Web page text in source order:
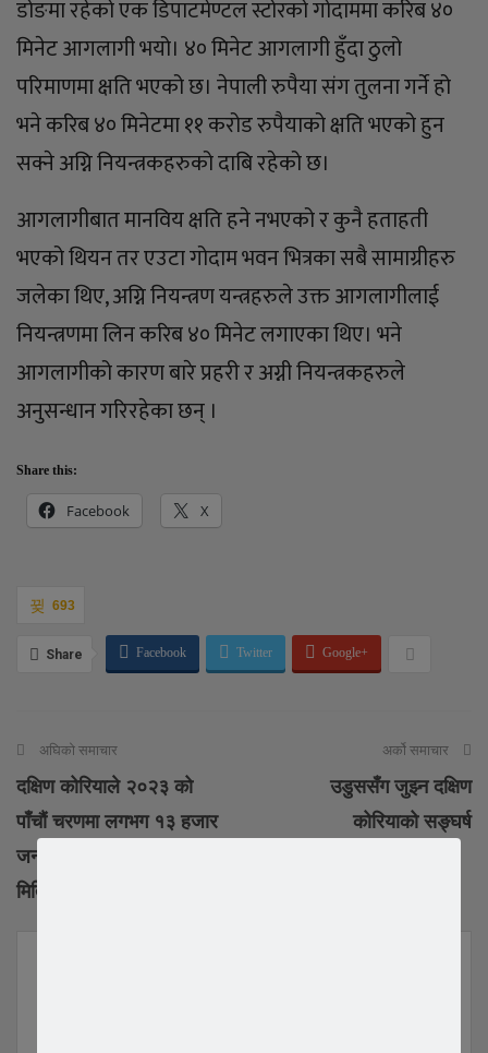
डोङमा रहेको एक डिपाटमेण्टल स्टोरको गोदाममा करिब ४०
मिनेट आगलागी भयो। ४० मिनेट आगलागी हुँदा ठुलो
परिमाणमा क्षति भएको छ। नेपाली रुपैया संग तुलना गर्ने हो
भने करिब ४० मिनेटमा ११ करोड रुपैयाको क्षति भएको हुन
सक्ने अग्नि नियन्त्रकहरुको दाबि रहेको छ।
आगलागीबात मानविय क्षति हने नभएको र कुनै हताहती
भएको थियन तर एउटा गोदाम भवन भित्रका सबै सामाग्रीहरु
जलेका थिए, अग्नि नियन्त्रण यन्त्रहरुले उक्त आगलागीलाई
नियन्त्रणमा लिन करिब ४० मिनेट लगाएका थिए। भने
आगलागीको कारण बारे प्रहरी र अग्नी नियन्त्रकहरुले
अनुसन्धान गरिरहेका छन् ।
Share this:
Facebook X
693
Share Facebook Twitter Google+
अघिको समाचार
दक्षिण कोरियाले २०२३ को
पाँचौं चरणमा लगभग १३ हजार
जना कामदार छनौट गर्ने ,छनौट
मिति सार्वजनिक
अर्को समाचार
उडुससँग जुझ्न दक्षिण
कोरियाको सङ्घर्ष